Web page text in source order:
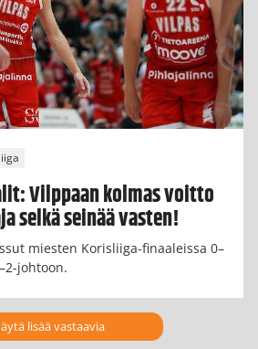
Vilppaan kolmas voitto
selkä seinää vasten!
miesten Korisliiga-finaaleissa 0–
johtoon.
lisää vastaavia